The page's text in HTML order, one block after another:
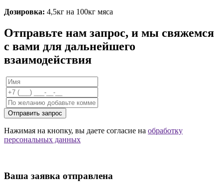
Дозировка: 4,5кг на 100кг мяса
Отправьте нам запрос, и мы свяжемся
с вами для дальнейшего
взаимодействия
Отправить запрос
Нажимая на кнопку, вы даете согласие на обработку
персональных данных
Ваша заявка отправлена